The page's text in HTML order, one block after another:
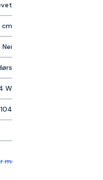
cm
Nei
W
informasjon